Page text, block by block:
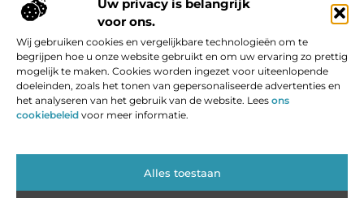
Uw privacy is belangrijk
voor ons.
Wij gebruiken cookies en vergelijkbare technologieën om te
begrijpen hoe u onze website gebruikt en om uw ervaring zo prettig
mogelijk te maken. Cookies worden ingezet voor uiteenlopende
doeleinden, zoals het tonen van gepersonaliseerde advertenties en
het analyseren van het gebruik van de website. Lees ons
cookiebeleid voor meer informatie.
Alles toestaan
Media en Beroemde mensen
Vind Ons Hier :
Blog plaatsen Website index